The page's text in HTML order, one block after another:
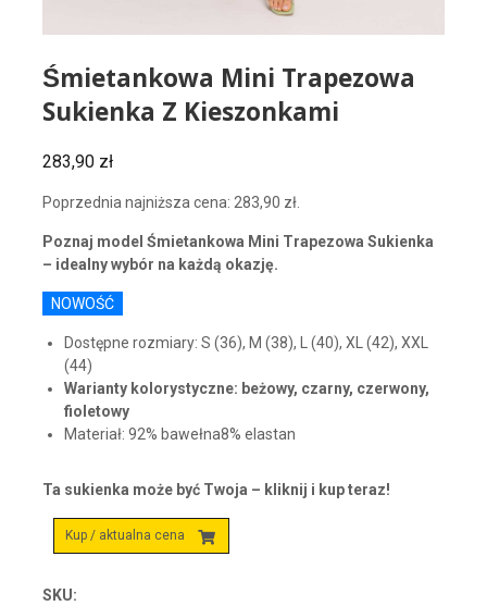
Śmietankowa Mini Trapezowa
Sukienka Z Kieszonkami
283,90 zł
Poprzednia najniższa cena: 283,90 zł.
Poznaj model Śmietankowa Mini Trapezowa Sukienka
– idealny wybór na każdą okazję.
NOWOŚĆ
Dostępne rozmiary: S (36), M (38), L (40), XL (42), XXL
(44)
Warianty kolorystyczne: beżowy, czarny, czerwony,
fioletowy
Materiał: 92% bawełna8% elastan
Ta sukienka może być Twoja – kliknij i kup teraz!
Kup / aktualna cena
SKU: